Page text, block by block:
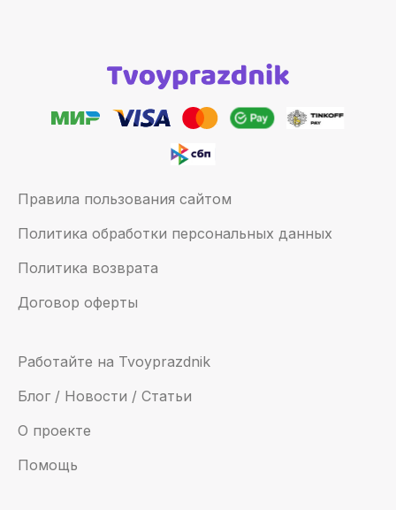
Правила пользования сайтом
Политика обработки персональных данных
Политика возврата
Договор оферты
Работайте на Tvoyprazdnik
Блог / Новости / Статьи
О проекте
Помощь